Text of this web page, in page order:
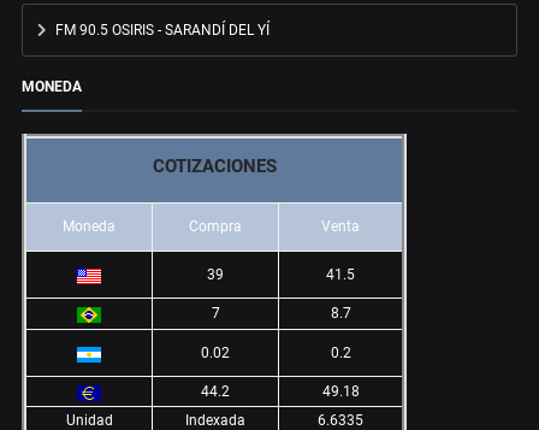
FM 90.5 OSIRIS - SARANDÍ DEL YÍ
MONEDA
COTIZACIONES
Moneda Compra Venta
39 41.5
7 8.7
0.02 0.2
44.2
49.18
Unidad
Indexada 6.6335